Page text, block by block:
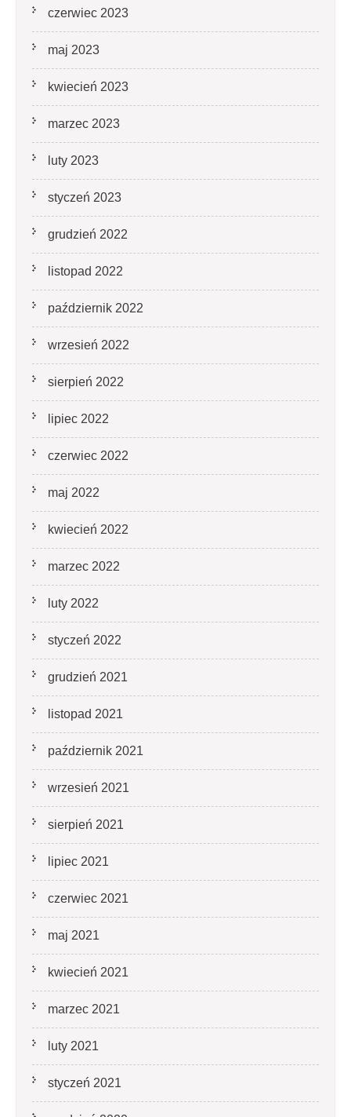
czerwiec 2023
maj 2023
kwiecień 2023
marzec 2023
luty 2023
styczeń 2023
grudzień 2022
listopad 2022
październik 2022
wrzesień 2022
sierpień 2022
lipiec 2022
czerwiec 2022
maj 2022
kwiecień 2022
marzec 2022
luty 2022
styczeń 2022
grudzień 2021
listopad 2021
październik 2021
wrzesień 2021
sierpień 2021
lipiec 2021
czerwiec 2021
maj 2021
kwiecień 2021
marzec 2021
luty 2021
styczeń 2021